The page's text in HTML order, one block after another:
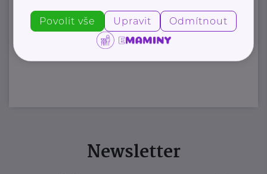
Zobrazit přehled společností
Newsletter
Povolit vše Upravit Odmítnout